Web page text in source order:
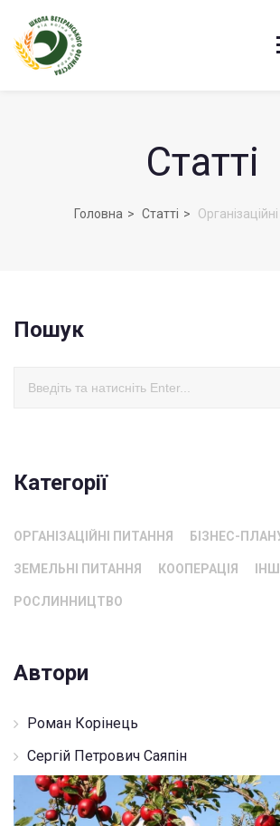
Статті
Головна Статті
Пошук
Категорії
ОРГАНІЗАЦІЙНІ ПИТАННЯ БІЗНЕС-
ЗЕМЕЛЬНІ ПИТАННЯ КООПЕРАЦІЯ
РОСЛИННИЦТВО
Автори
Роман Корінець
Сергій Петрович Саяпін